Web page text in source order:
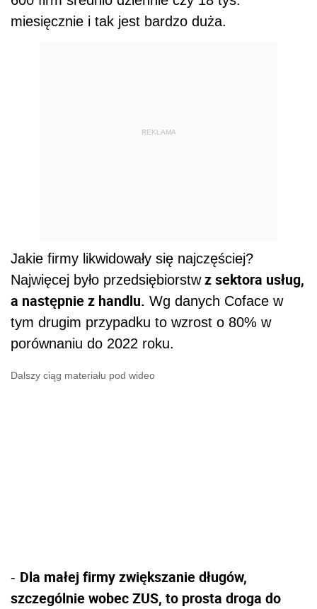
miesięcznie i tak jest bardzo duża.
REKLAMA
Jakie firmy likwidowały się najczęściej?
Najwięcej było przedsiębiorstwz sektora usług,
a następnie z handlu. Wg danych Coface w
tym drugim przypadku to wzrost o 80% w
porównaniu do 2022 roku.
Dalszy ciąg materiału pod wideo
- Dla małej firmy zwiększanie długów,
szczególnie wobec ZUS, to prosta droga do